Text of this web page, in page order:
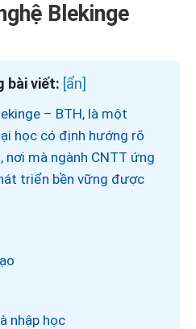
Blekinge
bài viết:
– BTH, là một
học có định hướng rõ
nơi mà ngành CNTT ứng
triển bền vững được
nhập học